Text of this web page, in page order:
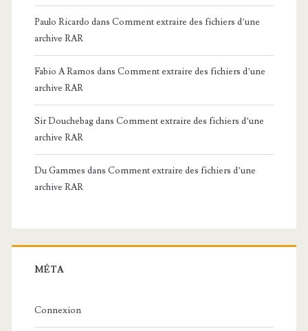
Paulo Ricardo dans Comment extraire des fichiers d’une
archive RAR
Fabio A Ramos dans Comment extraire des fichiers d’une
archive RAR
Sir Douchebagdans Comment extraire des fichiers d’une
archive RAR
Du Gammes dans Comment extraire des fichiers d’une
archive RAR
MÉTA
Connexion